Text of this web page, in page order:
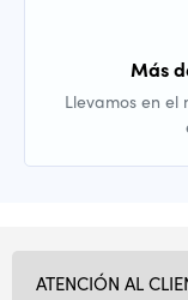
Más
Llevamos en el
ATENCIÓN AL